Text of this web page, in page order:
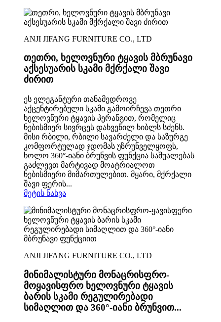
ANJI JIFANG FURNITURE CO., LTD
თეთრი, ხელოვნური ტყავის მბრუნავი
აქსესუარის სკამი მქრქალი შავი
ძირით
ეს ელეგანტური თანამედროვე
აქცენტირებული სკამი გამოირჩევა თეთრი
ხელოვნური ტყავის პერანგით, რომელიც
ნებისმიერ სივრცეს დახვეწილ ხიბლს სძენს.
მისი რბილი, რბილი სავარძელი და საზურგე
კომფორტულად ჯდომას უზრუნველყოფს,
ხოლო 360°-იანი ბრუნვის ფუნქცია საშუალებას
გაძლევთ მარტივად მოატრიალოთ
ნებისმიერი მიმართულებით. მყარი, მქრქალი
შავი ფერის...
მეტის ნახვა
ANJI JIFANG FURNITURE CO., LTD
მინიმალისტური მონაცრისფრო-
მოყავისფრო ხელოვნური ტყავის
ბარის სკამი რეგულირებადი
სიმაღლით და 360°-იანი ბრუნვით...